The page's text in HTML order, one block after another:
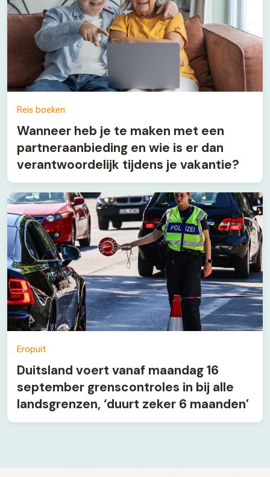
Reis boeken
Wanneer heb je te maken met een
partneraanbieding en wie is er dan
verantwoordelijk tijdens je vakantie?
Eropuit
Duitsland voert vanaf maandag 16
september grenscontroles in bij alle
landsgrenzen, ‘duurt zeker 6 maanden’